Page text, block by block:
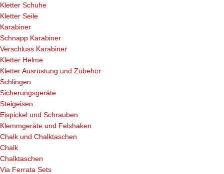
Kletter Schuhe
Kletter Seile
Karabiner
Schnapp Karabiner
Verschluss Karabiner
Kletter Helme
Kletter Ausrüstung und Zubehör
Schlingen
Sicherungsgeräte
Steigeisen
Eispickel und Schrauben
Klemmgeräte und Felshaken
Chalk und Chalktaschen
Chalk
Chalktaschen
Via Ferrata Sets